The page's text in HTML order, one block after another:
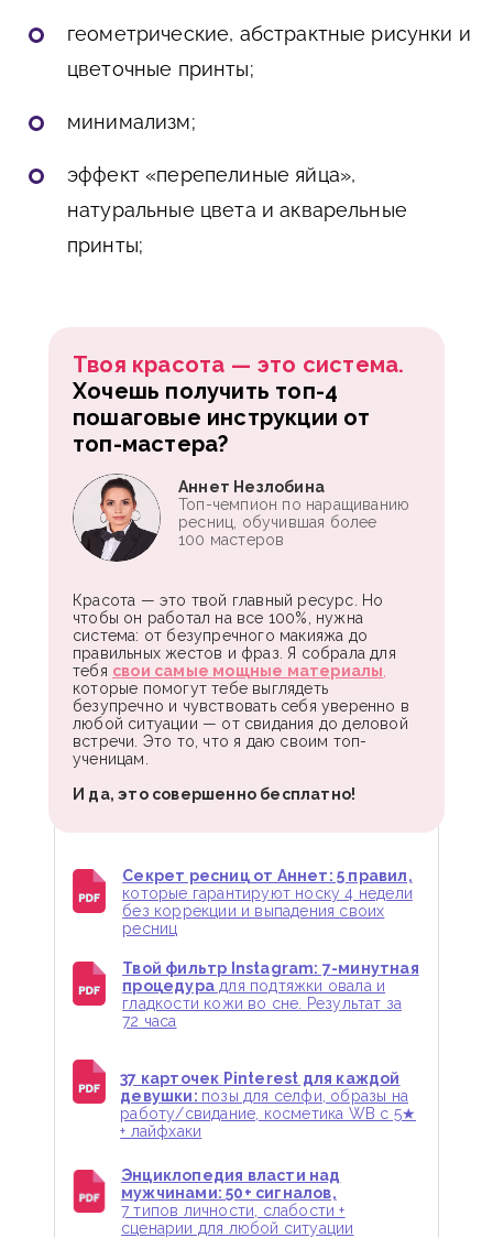
геометрические, абстрактные рисунки и
цветочные принты;
минимализм;
эффект «перепелиные яйца»,
натуральные цвета и акварельные
принты;
Твоя красота — это система.
Хочешь получить топ-4
пошаговые инструкции от
топ-мастера?
Красота — это твой главный ресурс. Но
чтобы он работал на все 100%, нужна
система: от безупречного макияжа до
правильных жестов и фраз. Я собрала для
тебя свои самые мощные материалы,
которые помогут тебе выглядеть
безупречно и чувствовать себя уверенно в
любой ситуации — от свидания до деловой
встречи. Это то, что я даю своим топ-
ученицам.
И да, это совершенно бесплатно!
Аннет Незлобина
Топ-чемпион по наращиванию
ресниц, обучившая более
100 мастеров
Секрет ресниц от Аннет: 5 правил,
которые гарантируют носку 4 недели
без коррекции и выпадения своих
ресниц
Твой фильтр Instagram: 7-минутная
процедурадля подтяжки овала и
гладкости кожи во сне. Результат за
72 часа
37 карточек Pinterest для каждой
девушки: позы для селфи, образы на
работу/свидание, косметика WB с 5★
+ лайфхаки
Энциклопедия власти над
мужчинами: 50+ сигналов,
7 типов личности, слабости +
сценарии для любой ситуации